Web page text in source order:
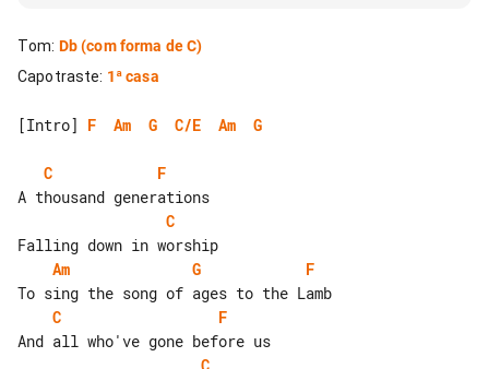
Tom: Db(com forma de C)
Capotraste: 1ª casa
[Intro] F Am G C/E Am G
C
F
C
Am
G
F
C
F